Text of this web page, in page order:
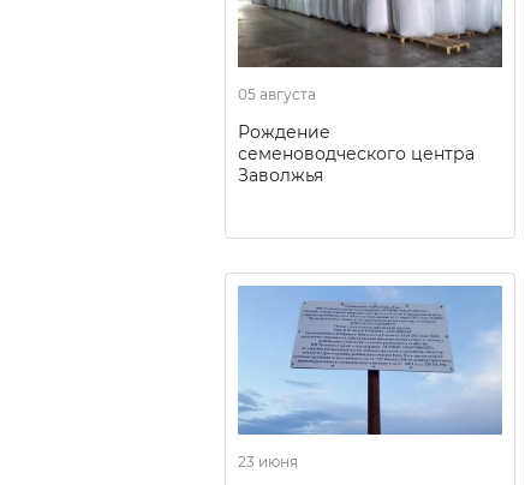
05 августа
Рождение
семеноводческого центра
Заволжья
23 июня